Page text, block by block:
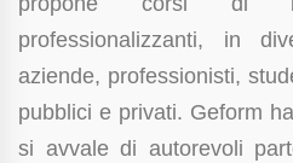
professionalizzanti, in
aziende, professionisti,
pubblici e privati. Geform
si avvale di autorevoli